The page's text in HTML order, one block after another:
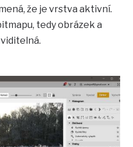
že je vrstva aktivní.
tedy obrázek a